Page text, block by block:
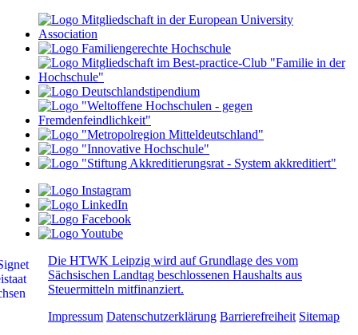
Die HTWK Leipzig wird auf Grundlage des vom
Sächsischen Landtag beschlossenen Haushalts aus
Steuermitteln mitfinanziert.
Impressum Datenschutzerklärung Barrierefreiheit Sitemap